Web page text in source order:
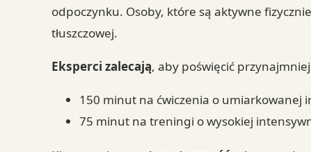
odpoczynku. Osoby, które są aktywne
tłuszczowej.
Eksperci zalecają, aby poświęcić
150 minut na ćwiczenia o umiarkowanej
75 minut na treningi o wysokiej